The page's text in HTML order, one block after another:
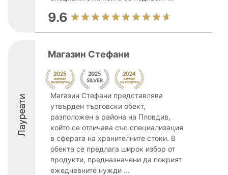
9.6
Лауреати
Магазин Стефани
Магазин Стефани представлява
утвърден търговски обект,
разположен в района на Пловдив,
който се отличава със специализация
в сферата на хранителните стоки. В
обекта се предлага широк избор от
продукти, предназначени да покрият
ежедневните нужди ...